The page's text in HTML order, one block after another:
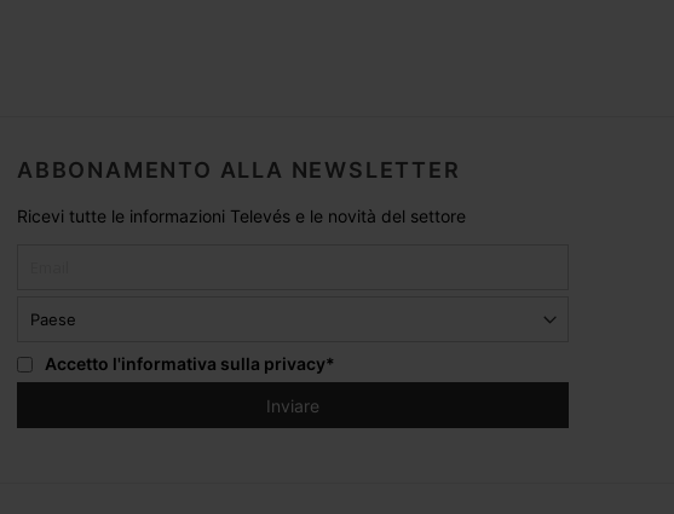
ABBONAMENTO ALLA NEWSLETTER
Ricevi tutte le informazioni Televés e le novità del settore
Accetto l'informativa sulla privacy*